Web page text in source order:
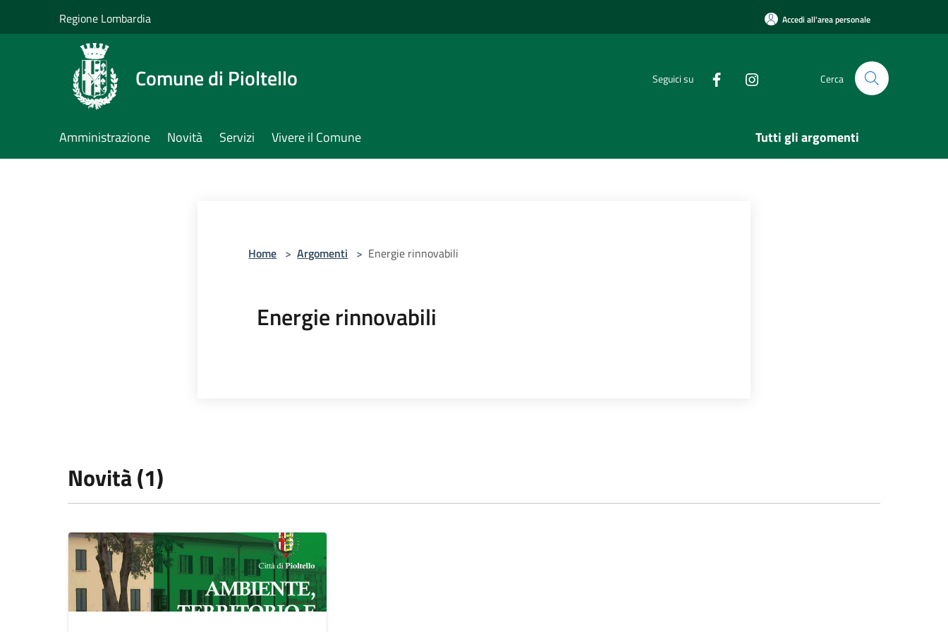
Regione Lombardia Accedi all'area personale
Comune di Pioltello Seguici su Cerca
Amministrazione Novità Servizi Vivere il Comune Tutti gli argomenti
Home > Argomenti > Energie rinnovabili
Energie rinnovabili
Novità (1)